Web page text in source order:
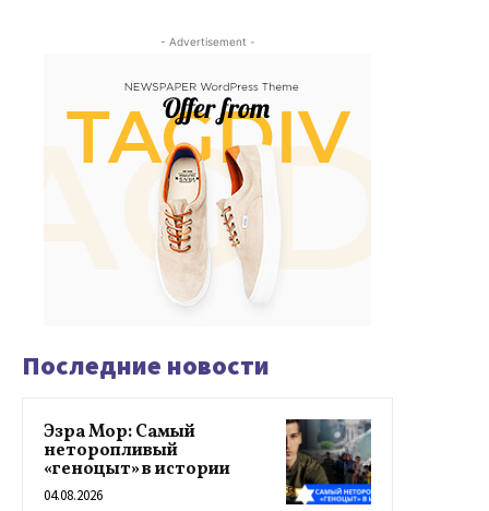
- Advertisement -
Последние новости
Эзра Мор: Самый
неторопливый
«геноцыт» в истории
04.08.2026